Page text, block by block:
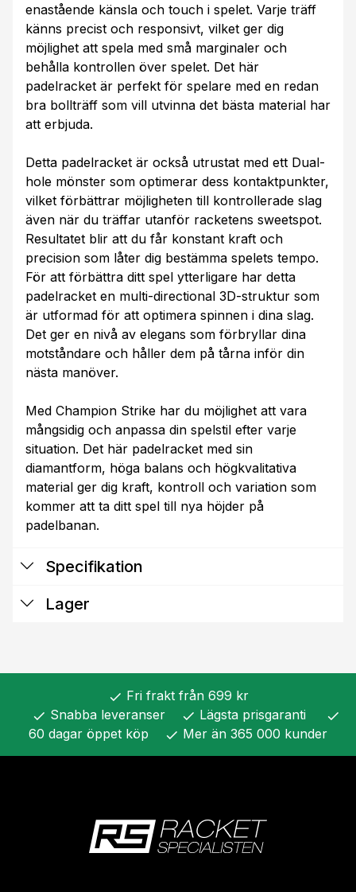
enastående känsla och touch i spelet. Varje träff
känns precist och responsivt, vilket ger dig
möjlighet att spela med små marginaler och
behålla kontrollen över spelet. Det här
padelracket är perfekt för spelare med en redan
bra bollträff som vill utvinna det bästa material har
att erbjuda.
Detta padelracket är också utrustat med ett Dual-
hole mönster som optimerar dess kontaktpunkter,
vilket förbättrar möjligheten till kontrollerade slag
även när du träffar utanför racketens sweetspot.
Resultatet blir att du får konstant kraft och
precision som låter dig bestämma spelets tempo.
För att förbättra ditt spel ytterligare har detta
padelracket en multi-directional 3D-struktur som
är utformad för att optimera spinnen i dina slag.
Det ger en nivå av elegans som förbryllar dina
motståndare och håller dem på tårna inför din
nästa manöver.
Med Champion Strike har du möjlighet att vara
mångsidig och anpassa din spelstil efter varje
situation. Det här padelracket med sin
diamantform, höga balans och högkvalitativa
material ger dig kraft, kontroll och variation som
kommer att ta ditt spel till nya höjder på
padelbanan.
Specifikation
Lager
check Fri frakt från 699 kr
check Snabba leveranser check Lägsta prisgaranti check
60 dagar öppet köp check Mer än 365 000 kunder